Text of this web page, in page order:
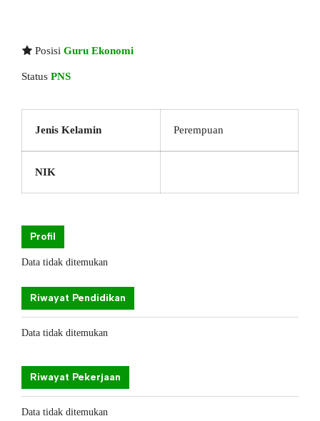
Posisi Guru Ekonomi
Status PNS
Jenis Kelamin Perempuan
NIK
Profil
Data tidak ditemukan
Riwayat Pendidikan
Data tidak ditemukan
Riwayat Pekerjaan
Data tidak ditemukan